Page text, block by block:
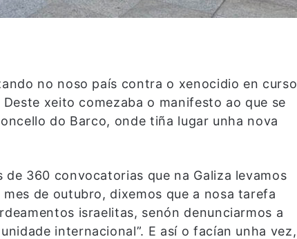
no noso país contra o xenocidio en curso
xeito comezaba o manifesto ao que se
do Barco, onde tiña lugar unha nova
de 360 convocatorias que na Galiza levamos
de outubro, dixemos que a nosa tarefa
israelitas, senón denunciarmos a
internacional”. E así o facían unha vez,